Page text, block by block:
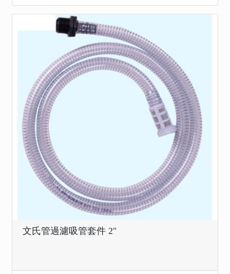
文氏管過濾吸管套件 2"